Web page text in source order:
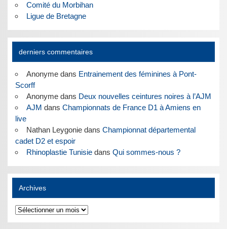
Comité du Morbihan
Ligue de Bretagne
derniers commentaires
Anonymedans Entrainement des féminines à Pont-
Scorff
Anonymedans Deux nouvelles ceintures noires à l’AJM
AJM dans Championnats de France D1 à Amiens en
live
Nathan Leygoniedans Championnat départemental
cadet D2 et espoir
Rhinoplastie Tunisiedans Qui sommes-nous ?
Archives
Archives